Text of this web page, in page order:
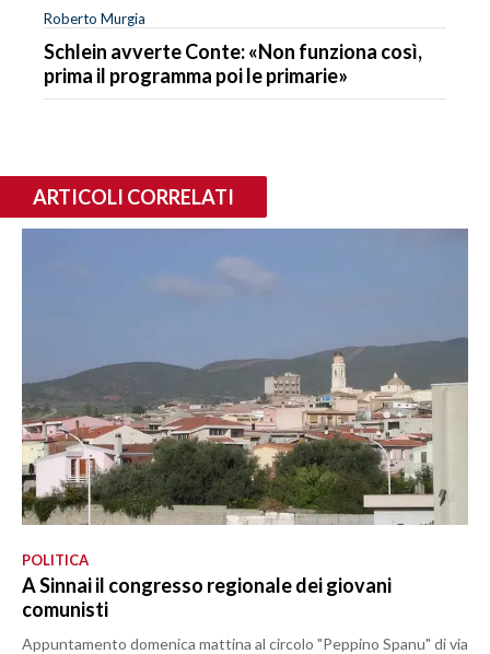
Roberto Murgia
Schlein avverte Conte: «Non funziona così,
prima il programma poi le primarie»
ARTICOLI CORRELATI
POLITICA
A Sinnai il congresso regionale dei giovani
comunisti
Appuntamento domenica mattina al circolo "Peppino Spanu" di via